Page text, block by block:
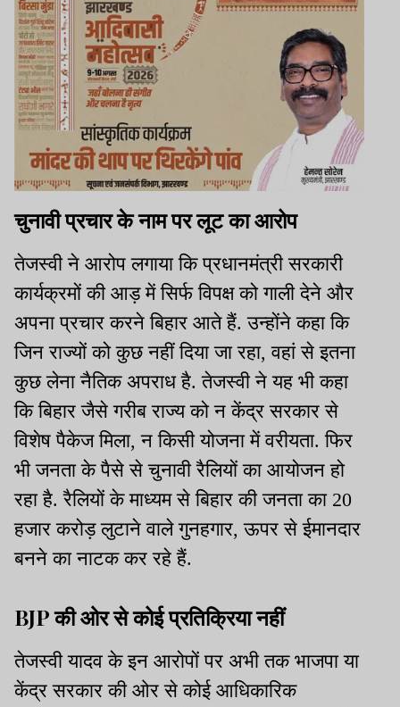
चुनावी प्रचार के नाम पर लूट का आरोप
तेजस्वी ने आरोप लगाया कि प्रधानमंत्री सरकारी
कार्यक्रमों की आड़ में सिर्फ विपक्ष को गाली देने और
अपना प्रचार करने बिहार आते हैं. उन्होंने कहा कि
जिन राज्यों को कुछ नहीं दिया जा रहा, वहां से इतना
कुछ लेना नैतिक अपराध है. तेजस्वी ने यह भी कहा
कि बिहार जैसे गरीब राज्य को न केंद्र सरकार से
विशेष पैकेज मिला, न किसी योजना में वरीयता. फिर
भी जनता के पैसे से चुनावी रैलियों का आयोजन हो
रहा है. रैलियों के माध्यम से बिहार की जनता का 20
हजार करोड़ लुटाने वाले गुनहगार, ऊपर से ईमानदार
बनने का नाटक कर रहे हैं.
BJP की ओर से कोई प्रतिक्रिया नहीं
तेजस्वी यादव के इन आरोपों पर अभी तक भाजपा या
केंद्र सरकार की ओर से कोई आधिकारिक